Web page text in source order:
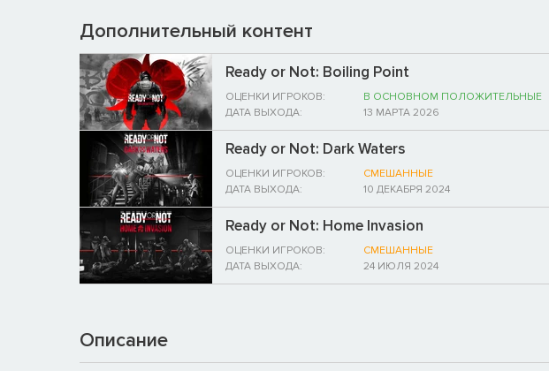
Дополнительный контент
Ready or Not: Boiling Point
ОЦЕНКИ ИГРОКОВ:
В ОСНОВНОМ ПОЛОЖИТЕЛЬНЫЕ
ДАТА ВЫХОДА:
13 МАРТА 2026
Ready or Not: Dark Waters
ОЦЕНКИ ИГРОКОВ:
СМЕШАННЫЕ
ДАТА ВЫХОДА:
10 ДЕКАБРЯ 2024
Ready or Not: Home Invasion
ОЦЕНКИ ИГРОКОВ:
СМЕШАННЫЕ
ДАТА ВЫХОДА:
24 ИЮЛЯ 2024
Описание